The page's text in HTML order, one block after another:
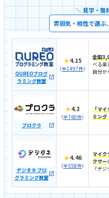
＼ 見学・無
雰囲気・相性で選ぶ
QUREOプログ
ラミング教室
★4.15
（全1497件）
全国
べる楽
自分か
プロクラ
★4.3
（全760件）
「マ
ミング
デジタネ プロ
グラミング教室
★4.46
（全558件）
マイ
クサー
「デ